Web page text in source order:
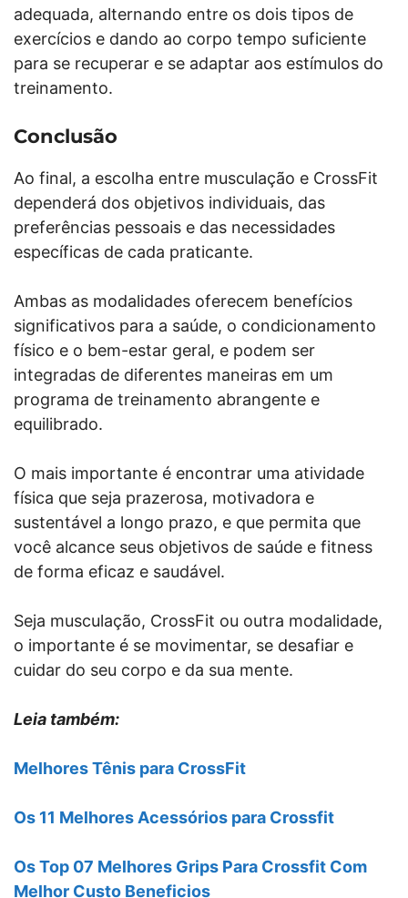
adequada, alternando entre os dois tipos de
exercícios e dando ao corpo tempo suficiente
para se recuperar e se adaptar aos estímulos do
treinamento.
Conclusão
Ao final, a escolha entre musculação e CrossFit
dependerá dos objetivos individuais, das
preferências pessoais e das necessidades
específicas de cada praticante.
Ambas as modalidades oferecem benefícios
significativos para a saúde, o condicionamento
físico e o bem-estar geral, e podem ser
integradas de diferentes maneiras em um
programa de treinamento abrangente e
equilibrado.
O mais importante é encontrar uma atividade
física que seja prazerosa, motivadora e
sustentável a longo prazo, e que permita que
você alcance seus objetivos de saúde e fitness
de forma eficaz e saudável.
Seja musculação, CrossFit ou outra modalidade,
o importante é se movimentar, se desafiar e
cuidar do seu corpo e da sua mente.
Leia também:
Melhores Tênis para CrossFit
Os 11 Melhores Acessórios para Crossfit
Os Top 07 Melhores Grips Para Crossfit Com
Melhor Custo Beneficios